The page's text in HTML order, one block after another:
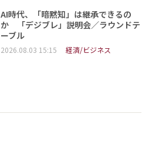
AI時代、「暗黙知」は継承できるの
か 「デジブレ」説明会／ラウンドテ
ーブル
2026.08.03 15:15 経済/ビジネス